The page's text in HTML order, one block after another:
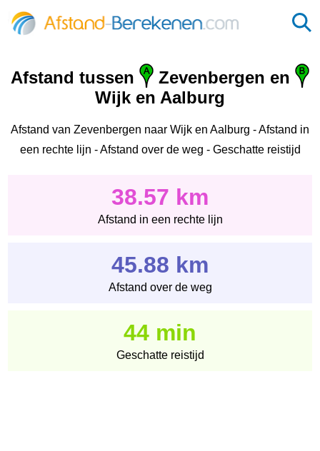
Afstand tussen
Zevenbergen en
Wijk en Aalburg
Afstand van Zevenbergen naar Wijk en Aalburg - Afstand in
een rechte lijn - Afstand over de weg - Geschatte reistijd
38.57 km
Afstand in een rechte lijn
45.88 km
Afstand over de weg
44 min
Geschatte reistijd